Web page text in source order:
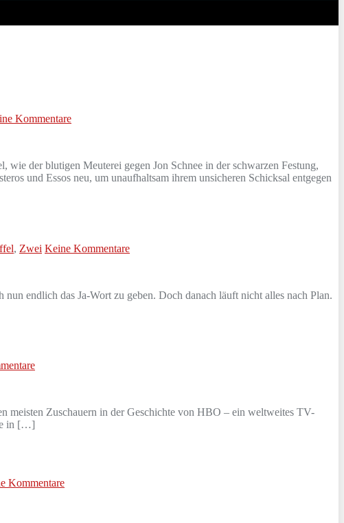
Kommentare
der blutigen Meuterei gegen Jon Schnee in der schwarzen Festung,
und Essos neu, um unaufhaltsam ihrem unsicheren Schicksal entgegen
, Zwei Keine Kommentare
endlich das Ja-Wort zu geben. Doch danach läuft nicht alles nach Plan.
meisten Zuschauern in der Geschichte von HBO – ein weltweites TV-
in […]
Kommentare